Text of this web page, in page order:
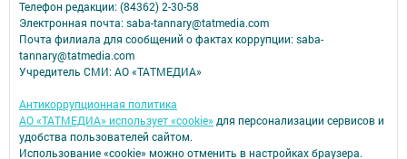
Телефон редакции: (84362) 2-30-58
Электронная почта: saba-tannary@tatmedia.com
Почта филиала для сообщений о фактах коррупции: saba-
tannary@tatmedia.com
Учредитель СМИ: АО «ТАТМЕДИА»
Антикоррупционная политика
АО «ТАТМЕДИА» использует «cookie»для персонализации сервисов и
удобства пользователей сайтом.
Использование «cookie» можно отменить в настройках браузера.